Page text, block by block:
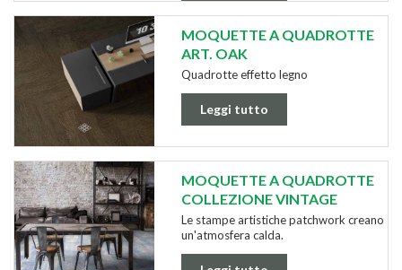
MOQUETTE A QUADROTTE
ART. OAK
Quadrotte effetto legno
Leggi tutto
MOQUETTE A QUADROTTE
COLLEZIONE VINTAGE
Le stampe artistiche patchwork creano
un'atmosfera calda.